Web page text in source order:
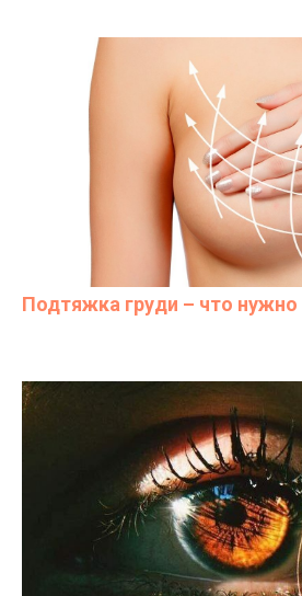
Подтяжка груди – что нужно
Нажимая на кнопку, я соглашаюсь на
персональных данных
Отправить